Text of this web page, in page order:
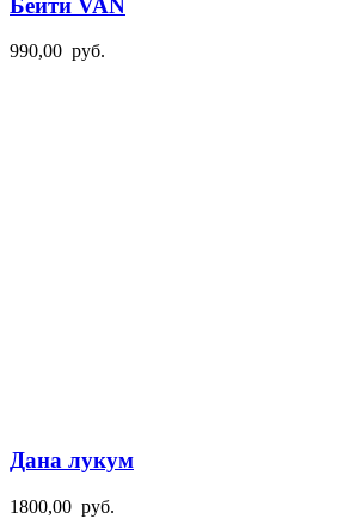
990,00 руб.
Дана лукум
1800,00 руб.